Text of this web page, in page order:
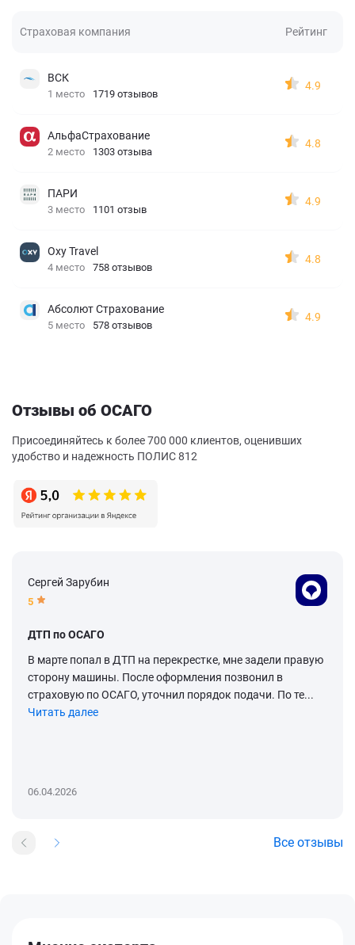
Страховая компания Рейтинг
ВСК
1 место 1719 отзывов
4.9
АльфаСтрахование
2 место 1303 отзыва
4.8
ПАРИ
3 место 1101 отзыв
4.9
Oxy Travel
4 место 758 отзывов
4.8
Абсолют Страхование
5 место 578 отзывов
4.9
Отзывы об ОСАГО
Присоединяйтесь к более 700 000 клиентов, оценивших
удобство и надежность ПОЛИС 812
Сергей Зарубин
5
ДТП по ОСАГО
В марте попал в ДТП на перекрестке, мне задели правую
сторону машины. После оформления позвонил в
страховую по ОСАГО, уточнил порядок подачи. По те...
Читать далее
06.04.2026
Все отзывы